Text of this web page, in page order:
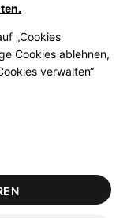
zu Cookies
„Cookies
Cookies ablehnen,
verwalten“